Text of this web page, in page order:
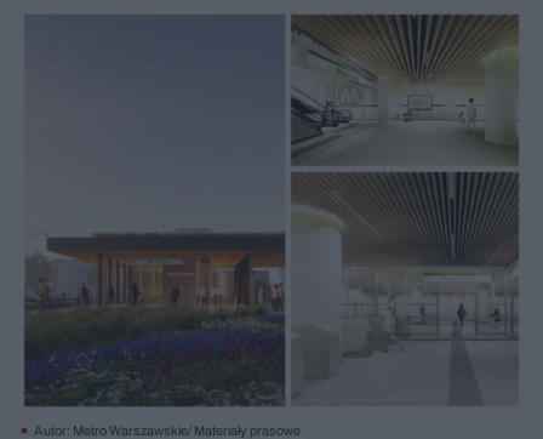
Autor: Metro Warszawskie/ Materiały prasowe